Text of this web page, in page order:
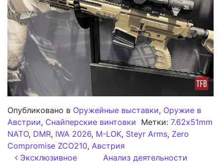
Опубликовано в Оружейные выставки, Оружие в
Австрии, Снайперские винтовки Метки: 7.62x51mm
NATO, DMR, IWA 2026, M-LOK, Steyr Arms, Zero
Compromise ZCO210, Австрия
Навигация по записям
Эксклюзивное
Анализ деятельности